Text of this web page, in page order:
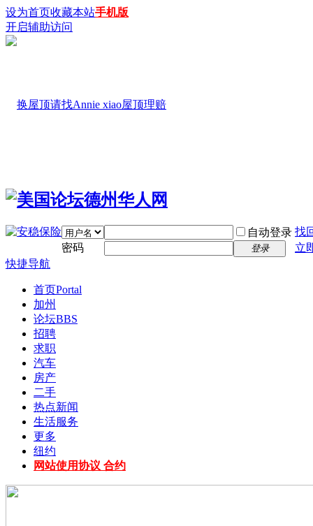
设为首页收藏本站手机版
开启辅助访问
自动登录 找
密码
登录
立
快捷导航
首页Portal
加州
论坛BBS
招聘
求职
汽车
房产
二手
热点新闻
生活服务
更多
纽约
网站使用协议 合约